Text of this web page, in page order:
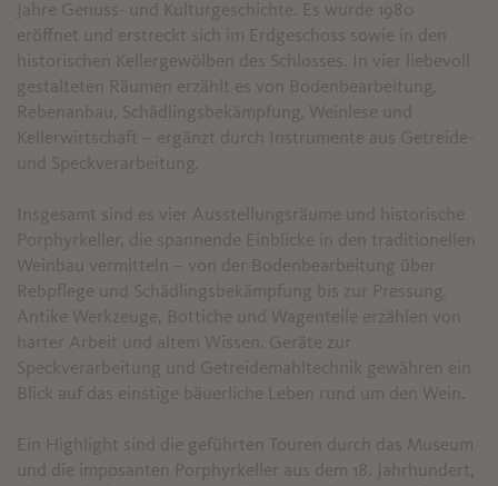
Jahre Genuss- und Kulturgeschichte. Es wurde 1980
eröffnet und erstreckt sich im Erdgeschoss sowie in den
historischen Kellergewölben des Schlosses. In vier liebevoll
gestalteten Räumen erzählt es von Bodenbearbeitung,
Rebenanbau, Schädlingsbekämpfung, Weinlese und
Kellerwirtschaft – ergänzt durch Instrumente aus Getreide-
und Speckverarbeitung.
Insgesamt sind es vier Ausstellungsräume und historische
Porphyrkeller, die spannende Einblicke in den traditionellen
Weinbau vermitteln – von der Bodenbearbeitung über
Rebpflege und Schädlingsbekämpfung bis zur Pressung.
Antike Werkzeuge, Bottiche und Wagenteile erzählen von
harter Arbeit und altem Wissen. Geräte zur
Speckverarbeitung und Getreidemahltechnik gewähren ein
Blick auf das einstige bäuerliche Leben rund um den Wein.
Ein Highlight sind die geführten Touren durch das Museum
und die imposanten Porphyrkeller aus dem 18. Jahrhundert,